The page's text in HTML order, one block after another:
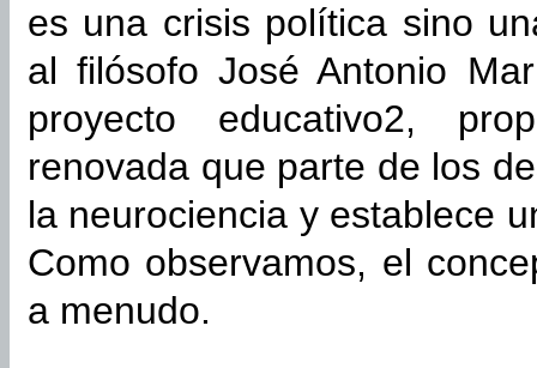
es una crisis política sino
al filósofo José Antonio
proyecto educativo2,
renovada que parte de los
la neurociencia y establece
Como observamos, el
a menudo.